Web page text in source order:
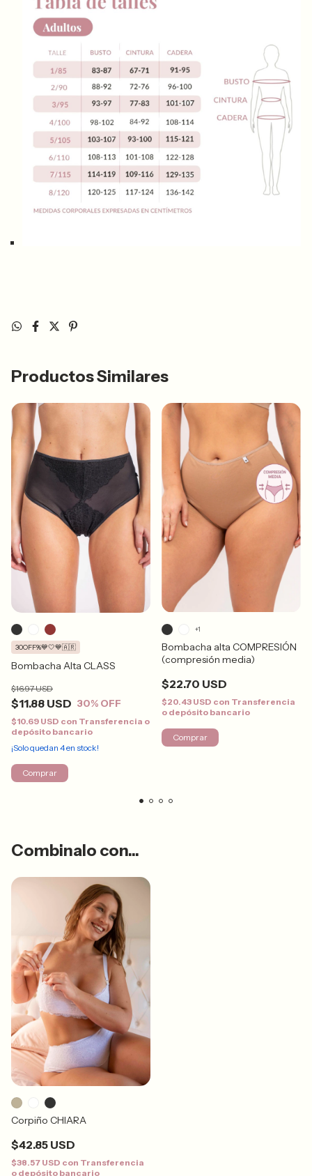
Productos Similares
Bombacha Alta CLASS
$11.88 USD
$16.97 USD
30% OFF
30OFF%💙🤍💙🇦🇷
$10.69 USD con Transferencia o
depósito bancario
¡Solo quedan 4en stock!
Comprar
Bombacha alta COMPRESIÓN
(compresión media)
$22.70 USD
$20.43 USD con Transferencia
o depósito bancario
+1
Comprar
Combinalo con...
Corpiño CHIARA
$42.85 USD
$38.57 USD con Transferencia
o depósito bancario